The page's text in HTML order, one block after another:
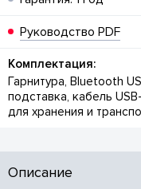
Руководство PDF
Комплектация:
Гарнитура, Bluetooth
подставка, кабель
для хранения и
Описание